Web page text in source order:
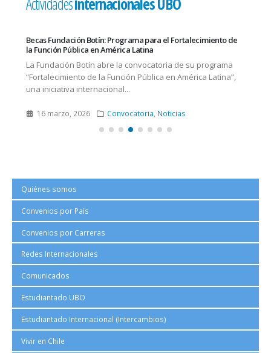
Becas Fundación Botín: Programa para el Fortalecimiento de
la Función Pública en América Latina
La Fundación Botín abre la convocatoria de su programa
“Fortalecimiento de la Función Pública en América Latina”,
una iniciativa internacional...
16 marzo, 2026 Convocatoria Noticias
La
Quiénes somos
Convenios por País
Convenios por Carreras
Redes Internacionales
Comunicados
Estudiantado UBO
Estudiantado Internacional (Intercambios)
Vivir en Chile